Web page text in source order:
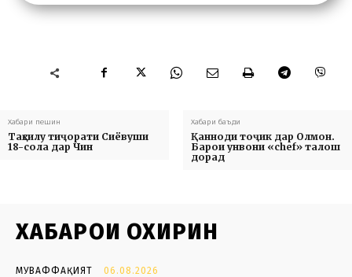
Хабари пешин
Таҳсилу тиҷорати Сиёвуши
18-сола дар Чин
Хабари баъди
Қанноди тоҷик дар Олмон.
Барои унвони «chef» талош
дорад
ХАБАРҲОИ ОХИРИН
МУВАФФАҚИЯТ 06.08.2026